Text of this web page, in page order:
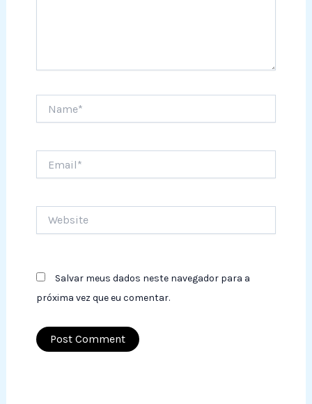
Salvar meus dados neste navegador para a
próxima vez que eu comentar.